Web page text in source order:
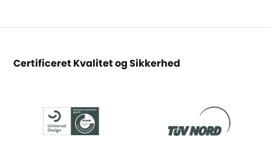
Certificeret Kvalitet og Sikkerhed